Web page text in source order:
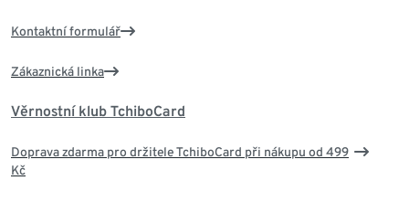
Kontaktní formulář
Zákaznická linka
Věrnostní klub TchiboCard
Doprava zdarma pro držitele TchiboCard při nákupu od 499
Kč